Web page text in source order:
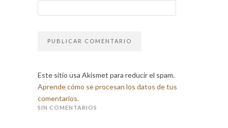
Este sitio usa Akismet para reducir el spam.
Aprende cómo se procesan los datos de tus
comentarios.
SIN COMENTARIOS